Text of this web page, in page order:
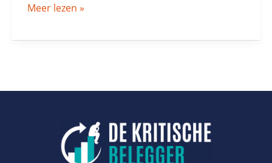
Meer lezen »